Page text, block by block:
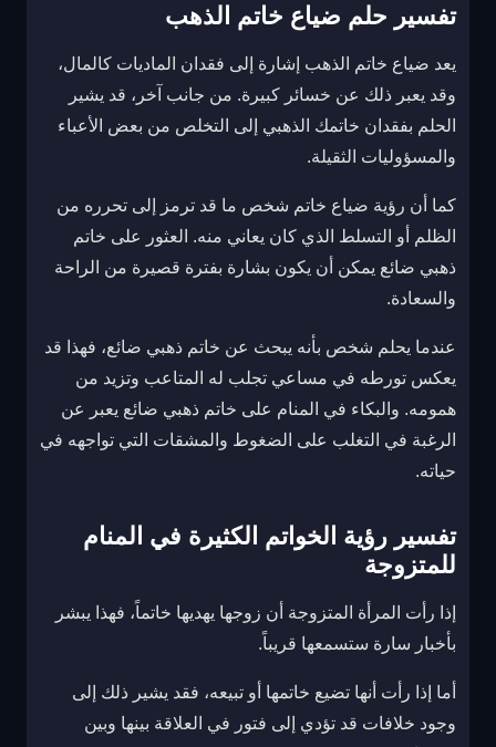
تفسير حلم ضياع خاتم الذهب
يعد ضياع خاتم الذهب إشارة إلى فقدان الماديات كالمال،
وقد يعبر ذلك عن خسائر كبيرة. من جانب آخر، قد يشير
الحلم بفقدان خاتمك الذهبي إلى التخلص من بعض الأعباء
والمسؤوليات الثقيلة.
كما أن رؤية ضياع خاتم شخص ما قد ترمز إلى تحرره من
الظلم أو التسلط الذي كان يعاني منه. العثور على خاتم
ذهبي ضائع يمكن أن يكون بشارة بفترة قصيرة من الراحة
والسعادة.
عندما يحلم شخص بأنه يبحث عن خاتم ذهبي ضائع، فهذا قد
يعكس تورطه في مساعي تجلب له المتاعب وتزيد من
همومه. والبكاء في المنام على خاتم ذهبي ضائع يعبر عن
الرغبة في التغلب على الضغوط والمشقات التي تواجهه في
حياته.
تفسير رؤية الخواتم الكثيرة في المنام
للمتزوجة
إذا رأت المرأة المتزوجة أن زوجها يهديها خاتماً، فهذا يبشر
بأخبار سارة ستسمعها قريباً.
أما إذا رأت أنها تضيع خاتمها أو تبيعه، فقد يشير ذلك إلى
وجود خلافات قد تؤدي إلى فتور في العلاقة بينها وبين